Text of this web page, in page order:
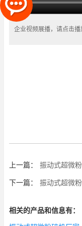
企业视频展播，请点击播
上一篇： 振动式超微
下一篇： 振动式超微
相关的产品和信息有：